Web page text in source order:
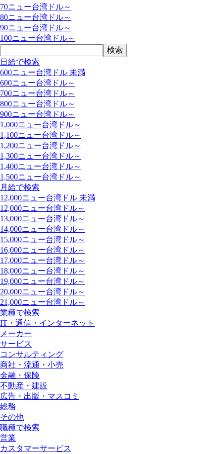
70ニュー台湾ドル～
80ニュー台湾ドル～
90ニュー台湾ドル～
100ニュー台湾ドル～
日給で検索
600ニュー台湾ドル 未満
600ニュー台湾ドル～
700ニュー台湾ドル～
800ニュー台湾ドル～
900ニュー台湾ドル～
1,000ニュー台湾ドル～
1,100ニュー台湾ドル～
1,200ニュー台湾ドル～
1,300ニュー台湾ドル～
1,400ニュー台湾ドル～
1,500ニュー台湾ドル～
月給で検索
12,000ニュー台湾ドル 未満
12,000ニュー台湾ドル～
13,000ニュー台湾ドル～
14,000ニュー台湾ドル～
15,000ニュー台湾ドル～
16,000ニュー台湾ドル～
17,000ニュー台湾ドル～
18,000ニュー台湾ドル～
19,000ニュー台湾ドル～
20,000ニュー台湾ドル～
21,000ニュー台湾ドル～
業種で検索
IT・通信・インターネット
メーカー
サービス
コンサルティング
商社・流通・小売
金融・保険
不動産・建設
広告・出版・マスコミ
総務
その他
職種で検索
営業
カスタマーサービス